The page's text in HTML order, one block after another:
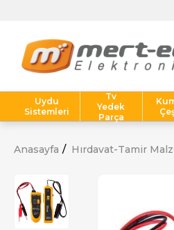
Uydu
Sistemleri
Tv
Yedek
Parça
Anasayfa Hırdavat-Tamir